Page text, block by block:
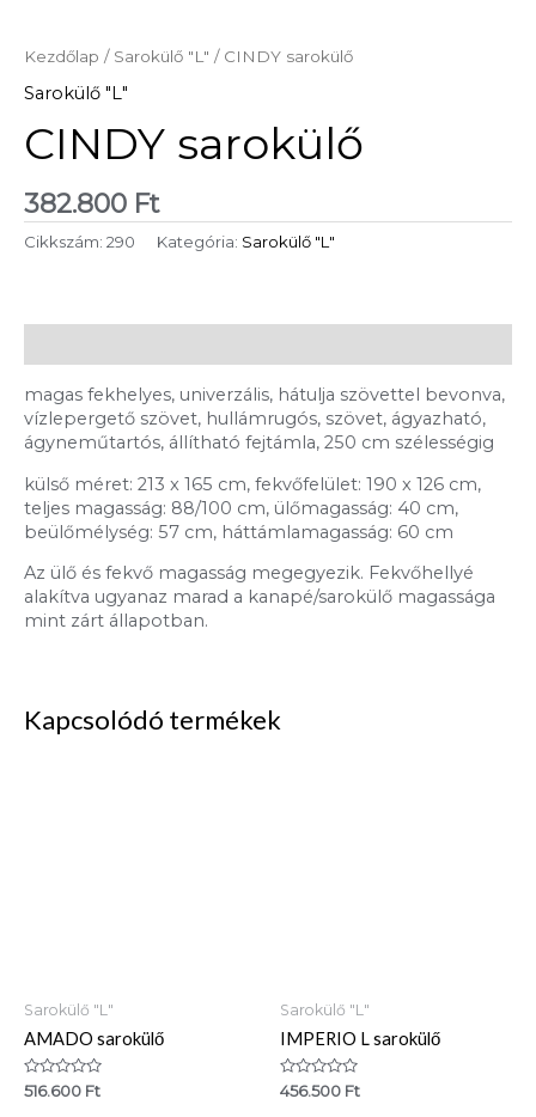
Kezdőlap / Sarokülő "L" / CINDY sarokülő
Sarokülő "L"
CINDY sarokülő
382.800 Ft
Cikkszám: 290 Kategória: Sarokülő "L"
magas fekhelyes, univerzális, hátulja szövettel bevonva,
vízlepergető szövet, hullámrugós, szövet, ágyazható,
ágyneműtartós, állítható fejtámla, 250 cm szélességig
külső méret: 213 x 165 cm, fekvőfelület: 190 x 126 cm,
teljes magasság: 88/100 cm, ülőmagasság: 40 cm,
beülőmélység: 57 cm, háttámlamagasság: 60 cm
Az ülő és fekvő magasság megegyezik. Fekvőhellyé
alakítva ugyanaz marad a kanapé/sarokülő magassága
mint zárt állapotban.
Kapcsolódó termékek
Sarokülő "L"
AMADO sarokülő
Értékelés:
0
516.600 Ft
Sarokülő "L"
IMPERIO L sarokülő
Értékelés:
0
456.500 Ft